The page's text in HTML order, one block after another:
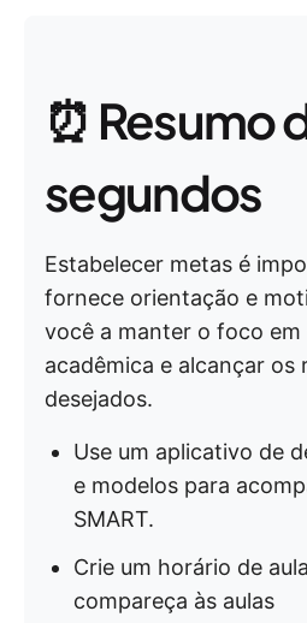
⏰ Resumo
segundos
Estabelecer metas é
fornece orientação e
você a manter o foco em
acadêmica e alcançar os
desejados.
Use um aplicativo de
e modelos para
SMART.
Crie um horário de
compareça às aulas